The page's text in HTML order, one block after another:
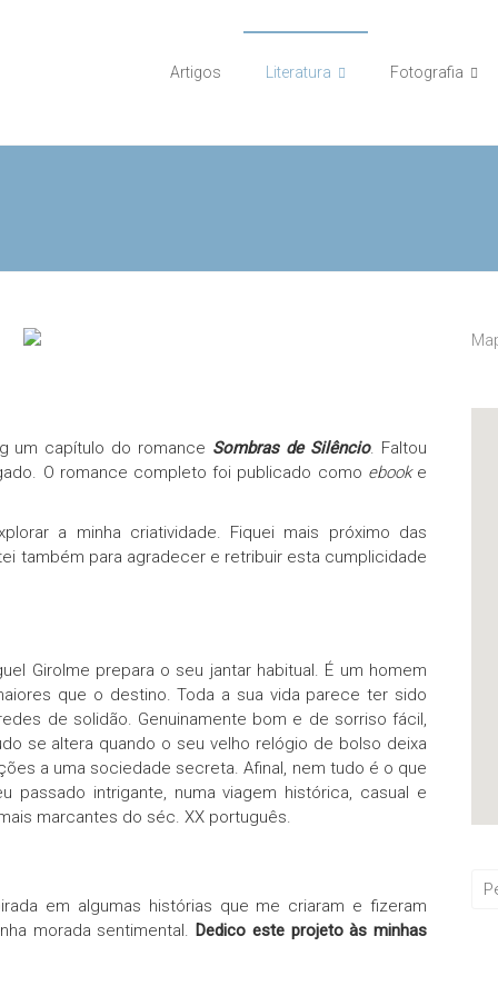
Artigos Literatura Fotografia
um capítulo do romance Sombras de Silêncio. Faltou
O romance completo foi publicado como ebooke
a minha criatividade. Fiquei mais próximo das
também para agradecer e retribuir esta cumplicidade
Girolme prepara o seu jantar habitual. É um homem
que o destino. Toda a sua vida parece ter sido
de solidão. Genuinamente bom e de sorriso fácil,
se altera quando o seu velho relógio de bolso deixa
a uma sociedade secreta. Afinal, nem tudo é o que
intrigante, numa viagem histórica, casual e
marcantes do séc. XX português.
em algumas histórias que me criaram e fizeram
morada sentimental. Dedico este projeto às minhas